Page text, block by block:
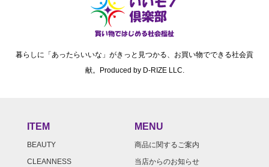
暮らしに「あったらいいな」がきっと見つかる、お買い物でできる社会貢
献。Produced by D-RIZE LLC.
ITEM
BEAUTY
CLEANNESS
MENU
商品に関するご案内
当店からのお知らせ